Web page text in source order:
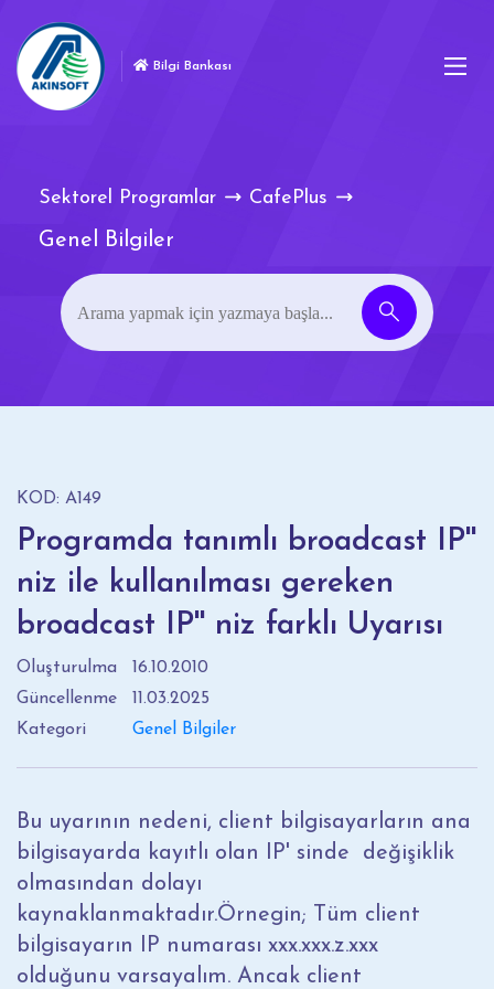
Bilgi Bankası
Sektorel Programlar CafePlus
Genel Bilgiler
KOD: A149
Programda tanımlı broadcast IP''
niz ile kullanılması gereken
broadcast IP'' niz farklı Uyarısı
Oluşturulma
16.10.2010
Güncellenme
11.03.2025
Kategori
Genel Bilgiler
Bu uyarının nedeni, client bilgisayarların ana
bilgisayarda kayıtlı olan IP' sinde değişiklik
olmasından dolayı
kaynaklanmaktadır.Örnegin; Tüm client
bilgisayarın IP numarası xxx.xxx.z.xxx
olduğunu varsayalım. Ancak client